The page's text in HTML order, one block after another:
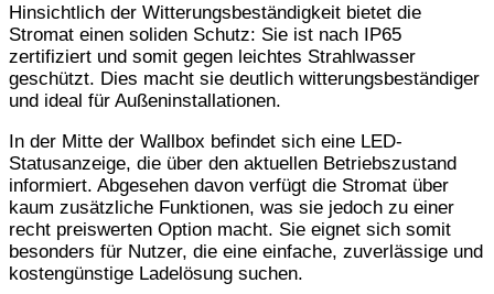
Hinsichtlich der Witterungsbeständigkeit bietet die
Stromat einen soliden Schutz: Sie ist nach IP65
zertifiziert und somit gegen leichtes Strahlwasser
geschützt. Dies macht sie deutlich witterungsbeständiger
und ideal für Außeninstallationen.
In der Mitte der Wallbox befindet sich eine LED-
Statusanzeige, die über den aktuellen Betriebszustand
informiert. Abgesehen davon verfügt die Stromat über
kaum zusätzliche Funktionen, was sie jedoch zu einer
recht preiswerten Option macht. Sie eignet sich somit
besonders für Nutzer, die eine einfache, zuverlässige und
kostengünstige Ladelösung suchen.